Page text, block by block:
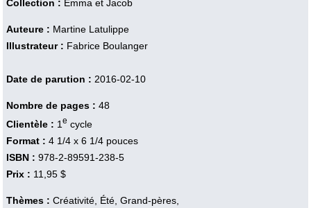
Collection : Emma et Jacob
Auteure : Martine Latulippe
Illustrateur : Fabrice Boulanger
Date de parution : 2016-02-10
Nombre de pages : 48
Clientèle : 1 e cycle
Format : 4 1/4 x 6 1/4 pouces
ISBN : 978-2-89591-238-5
Prix : 11,95 $
Thèmes : Créativité, Été, Grand-pères,